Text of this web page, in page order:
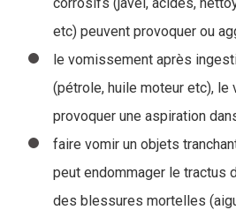
etc) peuvent provoquer ou
le vomissement après
(pétrole, huile moteur etc),
provoquer une aspiration
faire vomir un objets
peut endommager le tractus
des blessures mortelles